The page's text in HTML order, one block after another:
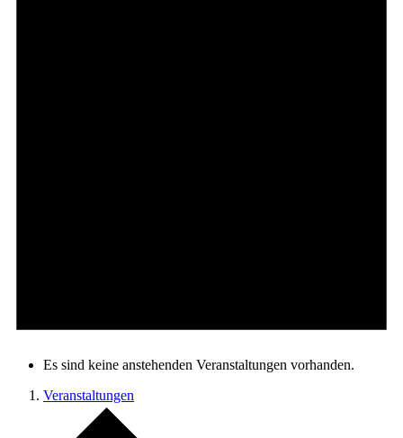
Es sind keine anstehenden Veranstaltungen vorhanden.
Veranstaltungen